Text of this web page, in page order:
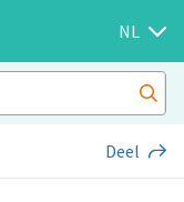
NL
Deel